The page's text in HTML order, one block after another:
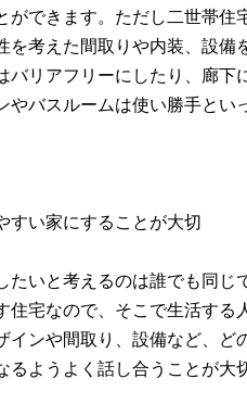
ができます。ただし二世帯住
考えた間取りや内装、設備
バリアフリーにしたり、廊下
バスルームは使い勝手とい
すい家にすることが大切
いと考えるのは誰でも同じ
宅なので、そこで生活する
インや間取り、設備など、ど
ようよく話し合うことが大